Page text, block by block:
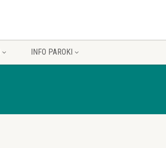
INFO PAROKI